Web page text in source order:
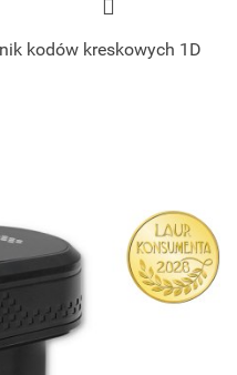
kodów kreskowych 1D